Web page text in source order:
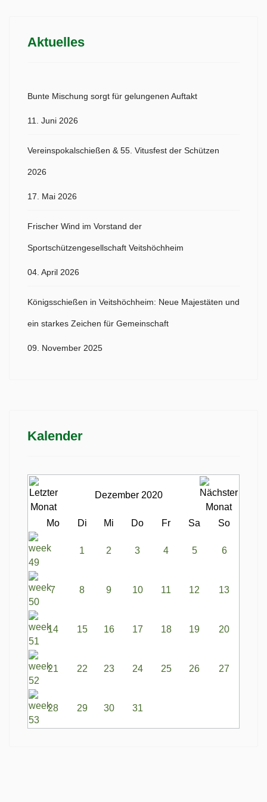
Aktuelles
Bunte Mischung sorgt für gelungenen Auftakt
11. Juni 2026
Vereinspokalschießen & 55. Vitusfest der Schützen
2026
17. Mai 2026
Frischer Wind im Vorstand der
Sportschützengesellschaft Veitshöchheim
04. April 2026
Königsschießen in Veitshöchheim: Neue Majestäten und
ein starkes Zeichen für Gemeinschaft
09. November 2025
Kalender
Dezember 2020
Mo Di Mi Do Fr Sa So
1 2 3 4 5 6
7 8 9 10 11 12 13
14 15 16 17 18 19 20
21 22 23 24 25 26 27
28 29 30 31